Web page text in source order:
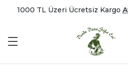
1000 TL Üzeri Ücretsiz Kargo